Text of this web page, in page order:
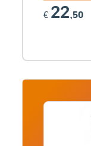
€ 22,50